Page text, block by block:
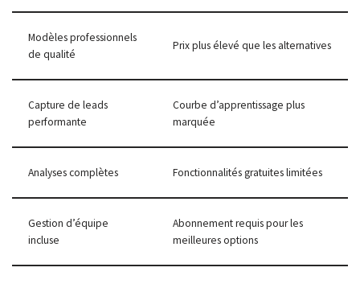
Modèles professionnels
de qualité
Prix plus élevé que les alternatives
Capture de leads
performante
Courbe d’apprentissage plus
marquée
Analyses complètes Fonctionnalités gratuites limitées
Gestion d’équipe
incluse
Abonnement requis pour les
meilleures options